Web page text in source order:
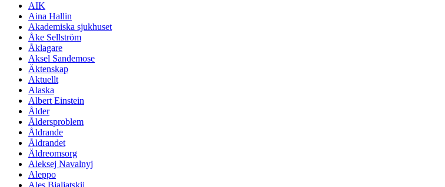
AIK
Aina Hallin
Akademiska sjukhuset
Åke Sellström
Åklagare
Aksel Sandemose
Äktenskap
Aktuellt
Alaska
Albert Einstein
Ålder
Åldersproblem
Åldrande
Åldrandet
Äldreomsorg
Aleksej Navalnyj
Aleppo
Ales Bjaljatskij